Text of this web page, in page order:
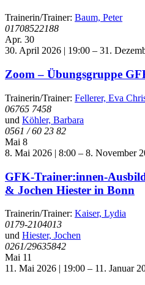
Trainerin/Trainer: Baum, Peter
01708522188
Apr. 30
30. April 2026 | 19:00 – 31.
Zoom – Übungsgruppe
Trainerin/Trainer: Fellerer, Eva
06765 7458
und Köhler, Barbara
0561 / 60 23 82
Mai 8
8. Mai 2026 | 8:00 – 8. November
GFK-Trainer:innen-
& Jochen Hiester in Bonn
Trainerin/Trainer: Kaiser, Lydia
0179-2104013
und Hiester, Jochen
0261/29635842
Mai 11
11. Mai 2026 | 19:00 – 11. Januar